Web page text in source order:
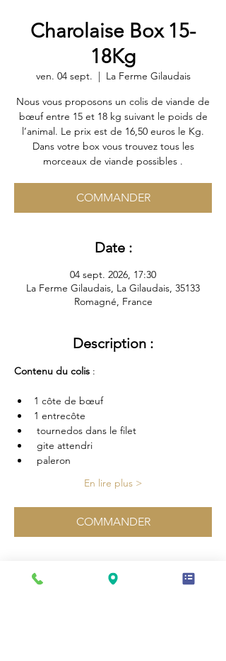
Charolaise Box 15-
18Kg
ven. 04 sept.
  |
La Ferme Gilaudais
Nous vous proposons un colis de viande de
bœuf entre 15 et 18 kg suivant le poids de
l’animal. Le prix est de 16,50 euros le Kg.
Dans votre box vous trouvez tous les
morceaux de viande possibles .
COMMANDER
Date :
04 sept. 2026, 17:30
La Ferme Gilaudais, La Gilaudais, 35133
Romagné, France
Description :
Contenu du colis :
1 côte de bœuf
1 entrecôte
tournedos dans le filet
gite attendri
paleron
En lire plus >
COMMANDER